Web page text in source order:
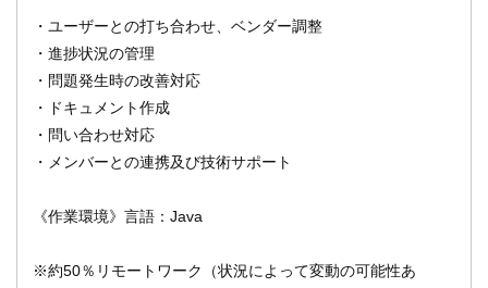
・ユーザーとの打ち合わせ、ベンダー調整
・進捗状況の管理
・問題発生時の改善対応
・ドキュメント作成
・問い合わせ対応
・メンバーとの連携及び技術サポート
《作業環境》言語：Java
※約50％リモートワーク（状況によって変動の可能性あ